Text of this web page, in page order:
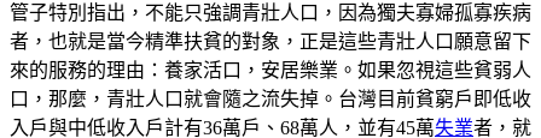
管子特別指出，不能只強調青壯人口，因為獨夫寡婦孤寡疾病
者，也就是當今精準扶貧的對象，正是這些青壯人口願意留下
來的服務的理由：養家活口，安居樂業。如果忽視這些貧弱人
口，那麼，青壯人口就會隨之流失掉。台灣目前貧窮戶即低收
入戶與中低收入戶計有36萬戶、68萬人，並有45萬失業者，就